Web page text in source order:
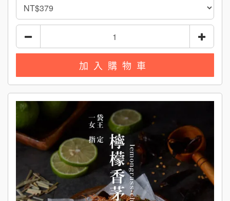
加入購物車